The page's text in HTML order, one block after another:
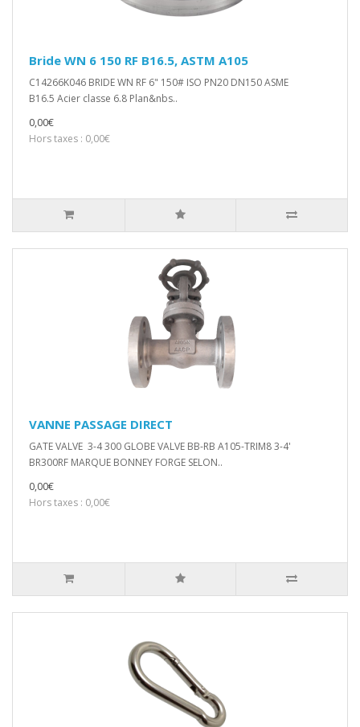
Bride WN 6 150 RF B16.5, ASTM A105
C14266K046 BRIDE WN RF 6" 150# ISO PN20 DN150 ASME
B16.5 Acier classe 6.8 Plan&nbs..
0,00€
Hors taxes : 0,00€
VANNE PASSAGE DIRECT
GATE VALVE 3-4 300 GLOBE VALVE BB-RB A105-TRIM8 3-4'
BR300RF MARQUE BONNEY FORGE SELON..
0,00€
Hors taxes : 0,00€